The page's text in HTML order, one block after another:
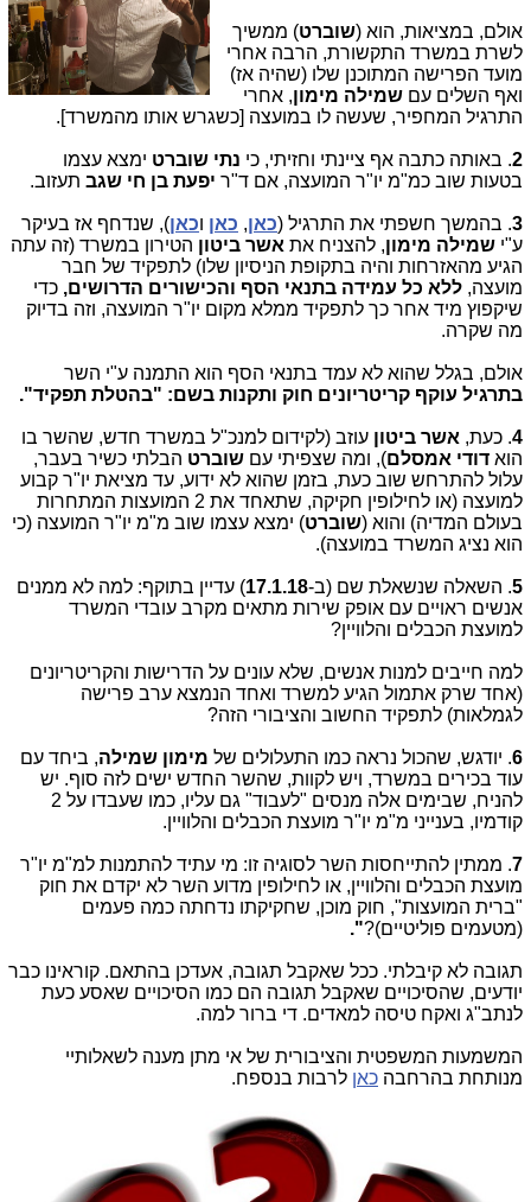
אולם, במציאות, הוא (שוברט) ממשיך
לשרת במשרד התקשורת, הרבה אחרי
מועד הפרישה המתוכנן שלו (שהיה אז)
ואף השלים עם שמילה מימון, אחרי
התרגיל המחפיר, שעשה לו במועצה [כשגרש אותו מהמשרד].
2. באותה כתבה אף ציינתי וחזיתי, כי נתי שוברט ימצא עצמו
בטעות שוב כמ"מ יו"ר המועצה, אם ד"ר יפעת בן חי שגב תעזוב.
3. בהמשך חשפתי את התרגיל (כאן, כאן וכאן), שנדחף אז בעיקר
ע"י שמילה מימון, להצניח את אשר ביטון הטירון במשרד (זה עתה
הגיע מהאזרחות והיה בתקופת הניסיון שלו) לתפקיד של חבר
מועצה, ללא כל עמידה בתנאי הסף והכישורים הדרושים, כדי
שיקפוץ מיד אחר כך לתפקיד ממלא מקום יו"ר המועצה, וזה בדיוק
מה שקרה.
אולם, בגלל שהוא לא עמד בתנאי הסף הוא התמנה ע"י השר
בתרגיל עוקף קריטריונים חוק ותקנות בשם: "בהטלת תפקיד".
4. כעת, אשר ביטון עוזב (לקידום למנכ"ל במשרד חדש, שהשר בו
הוא דודי אמסלם), ומה שצפיתי עם שוברט הבלתי כשיר בעבר,
עלול להתרחש שוב כעת, בזמן שהוא לא ידוע, עד מציאת יו"ר קבוע
למועצה (או לחילופין חקיקה, שתאחד את 2 המועצות המתחרות
בעולם המדיה) והוא (שוברט) ימצא עצמו שוב מ"מ יו"ר המועצה (כי
הוא נציג המשרד במועצה).
5. השאלה שנשאלת שם (ב-17.1.18) עדיין בתוקף: למה לא ממנים
אנשים ראויים עם אופק שירות מתאים מקרב עובדי המשרד
למועצת הכבלים והלוויין?
למה חייבים למנות אנשים, שלא עונים על הדרישות והקריטריונים
(אחד שרק אתמול הגיע למשרד ואחד הנמצא ערב פרישה
לגמלאות) לתפקיד החשוב והציבורי הזה?
6. יודגש, שהכול נראה כמו התעלולים של מימון שמילה, ביחד עם
עוד בכירים במשרד, ויש לקוות, שהשר החדש ישים לזה סוף. יש
להניח, שבימים אלה מנסים "לעבוד" גם עליו, כמו שעבדו על 2
קודמיו, בענייני מ"מ יו"ר מועצת הכבלים והלוויין.
7. ממתין להתייחסות השר לסוגיה זו: מי עתיד להתמנות למ"מ יו"ר
מועצת הכבלים והלוויין, או לחילופין מדוע השר לא יקדם את חוק
"ברית המועצות", חוק מוכן, שחקיקתו נדחתה כמה פעמים
(מטעמים פוליטיים)?".
תגובה לא קיבלתי. ככל שאקבל תגובה, אעדכן בהתאם. קוראינו כבר
יודעים, שהסיכויים שאקבל תגובה הם כמו הסיכויים שאסע כעת
לנתב"ג ואקח טיסה למאדים. די ברור למה.
המשמעות המשפטית והציבורית של אי מתן מענה לשאלותיי
מנותחת בהרחבה כאן לרבות בנספח.